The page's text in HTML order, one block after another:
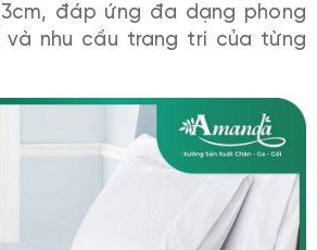
đáp ứng đa dạng phong
nhu cầu trang trí của từng